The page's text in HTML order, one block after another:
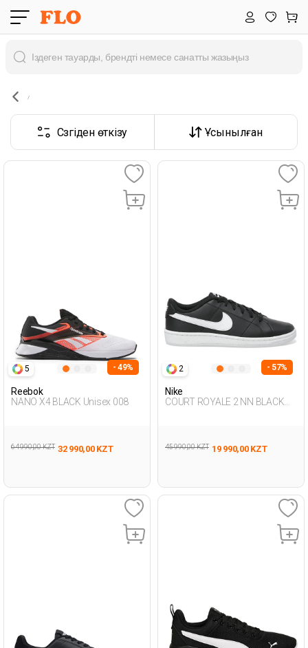
Сүзгіден өткізу Ұсынылған
5 - 49%
Reebok
NANO X4 BLACK Unisex 008
64 990,00 KZT 32 990,00 KZT
2 - 57%
Nike
COURT ROYALE 2 NN BLACK
45 990,00 KZT 19 990,00 KZT